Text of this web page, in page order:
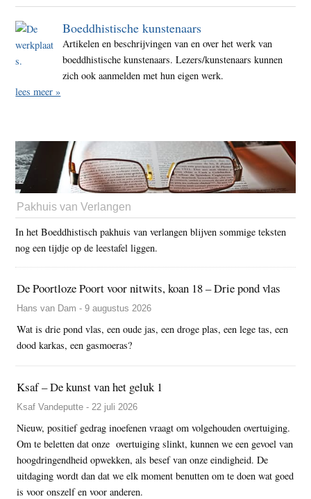
Boeddhistische kunstenaars
Artikelen en beschrijvingen van en over het werk van
boeddhistische kunstenaars. Lezers/kunstenaars kunnen
zich ook aanmelden met hun eigen werk.
lees meer »
Pakhuis van Verlangen
In het Boeddhistisch pakhuis van verlangen blijven sommige teksten
nog een tijdje op de leestafel liggen.
De Poortloze Poort voor nitwits, koan 18 – Drie pond vlas
Hans van Dam - 9 augustus 2026
Wat is drie pond vlas, een oude jas, een droge plas, een lege tas, een
dood karkas, een gasmoeras?
Ksaf – De kunst van het geluk 1
Ksaf Vandeputte - 22 juli 2026
Nieuw, positief gedrag inoefenen vraagt om volgehouden overtuiging.
Om te beletten dat onze overtuiging slinkt, kunnen we een gevoel van
hoogdringendheid opwekken, als besef van onze eindigheid. De
uitdaging wordt dan dat we elk moment benutten om te doen wat goed
is voor onszelf en voor anderen.